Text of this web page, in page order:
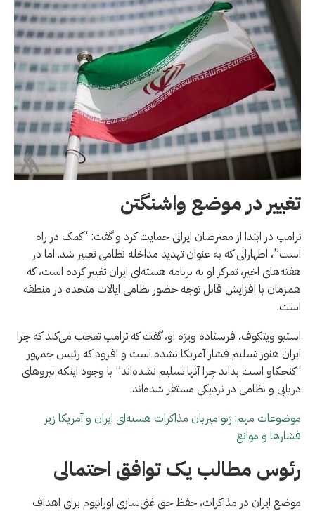
تغییر در موضع واشنگتن
ترامپ در ابتدا از معترضان ایرانی حمایت کرد و گفت: “کمک در راه
است”، اظهاراتی که به عنوان تهدید مداخله نظامی تعبیر شد. اما در
هفته‌های اخیر، تمرکز او به برنامه هسته‌ای ایران تغییر کرده است، که
همزمان با افزایش قابل توجه حضور نظامی ایالات متحده در منطقه
است.
استیو ویتکوف، فرستاده ویژه او، گفت که ترامپ تعجب می‌کند که چرا
ایران هنوز تسلیم فشار آمریکا نشده است و افزود که رئیس جمهور
“کنجکاو است بداند چرا آنها تسلیم نشده‌اند” با وجود اینکه نیروهای
دریایی و نظامی در نزدیکی مستقر شده‌اند.
موضوعات مهم: ژنو میزبان مذاکرات هسته‌ای ایران و آمریکا زیر
فشارها و موانع
رئوس مطالب یک توافق احتمالی
موضع ایران در مذاکرات، حفظ حق غنی‌سازی اورانیوم برای اهداف